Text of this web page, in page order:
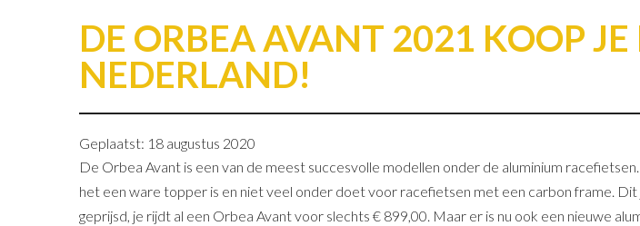
DE ORBEA AVANT 2021 KOOP
NEDERLAND!
Geplaatst: 18 augustus 2020
De Orbea Avant is een van de meest succesvolle modellen onder de aluminium
het een ware topper is en niet veel onder doet voor racefietsen met een carbon frame.
geprijsd, je rijdt al een Orbea Avant voor slechts € 899,00. Maar er is nu ook een nieuwe